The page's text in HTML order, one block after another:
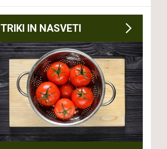
TRIKI IN NASVETI